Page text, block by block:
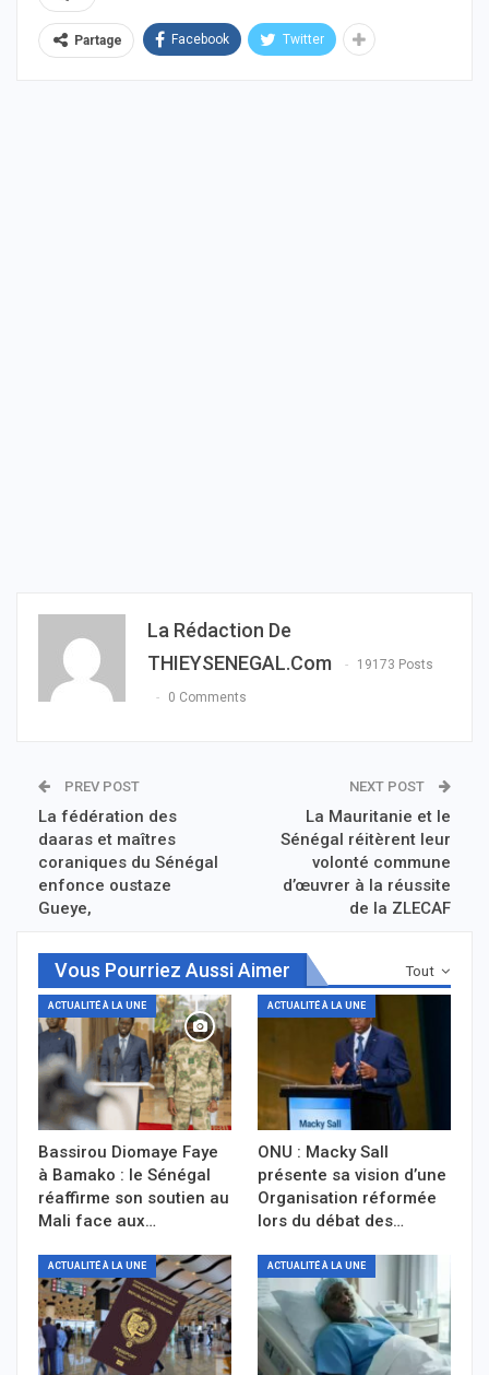
Partage Facebook Twitter
La Rédaction De
THIEYSENEGAL.com
19173 Posts
0 Comments
PREV POST
La fédération des
daaras et maîtres
coraniques du Sénégal
enfonce oustaze
Gueye,
NEXT POST
La Mauritanie et le
Sénégal réitèrent leur
volonté commune
d’œuvrer à la réussite
de la ZLECAF
Tout
Vous Pourriez Aussi Aimer
ACTUALITÉ À LA UNE
Bassirou Diomaye Faye
à Bamako : le Sénégal
réaffirme son soutien au
Mali face aux…
ACTUALITÉ À LA UNE
ONU : Macky Sall
présente sa vision d’une
Organisation réformée
lors du débat des…
ACTUALITÉ À LA UNE ACTUALITÉ À LA UNE